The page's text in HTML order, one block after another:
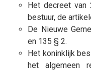
Het decreet van
bestuur, de
De Nieuwe
en 135 § 2.
Het koninklijk
het algemeen